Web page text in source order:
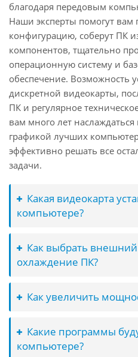
благодаря передовым
Наши эксперты помогут
конфигурацию, соберут ПК
компонентов, тщательно
операционную систему и
обеспечение. Возможность
дискретной видеокарты,
ПК и регулярное
вам много лет
графикой лучших
эффективно решать все
задачи.
Какая видеокарта
компьютере?
Как выбрать
охлаждение ПК?
Как увеличить
Какие программы
компьютере?